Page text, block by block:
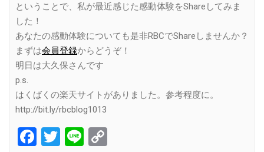
ということで、私が最近感じた感動体験をShareしてみま
した！
あなたの感動体験についても是非RBCでShareしませんか？
まずは会員登録からどうぞ！
明日は大久保さんです
p.s.
はくばくの楽天サイトがありました。参考程度に。
http://bit.ly/rbcblog1013
Facebook
Twitter
Line